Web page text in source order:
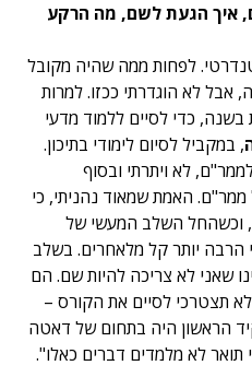
איך הגעת לשם, מה הרקע
לפחות ממה שהיה מקובל
אבל לא הוגדרתי ככזו. למרות
כדי לסיים ללמוד מדעי
, במקביל לסיום לימודי בתיכון.
לא ויתרתי ובסוף
האמת שמאוד נהניתי, כי
וכשהחל השלב המעשי של
הרבה יותר קל מלאחרים. בשלב
שאני לא צריכה להיות שם. הם
תצטרכי לסיים את הקורס –
הראשון היה בתחום של דאטה
תואר לא מלמדים דברים כאלו".